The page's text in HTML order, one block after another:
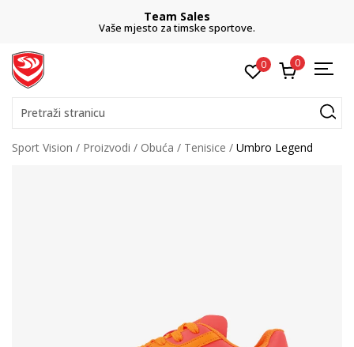
Team Sales
Vaše mjesto za timske sportove.
0 0
Pretraži stranicu
Sport Vision Proizvodi Obuća Tenisice Umbro Legend